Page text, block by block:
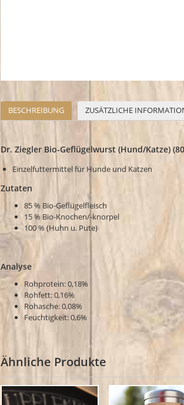
BESCHREIBUNG ZUSÄTZLICHE
Dr. Ziegler Bio-Geflügelwurst (Hund/Katze)
Einzelfuttermittel für Hunde und Katzen
Zutaten
85 % Bio-Geflügelfleisch
15 % Bio-Knochen/-knorpel
100 % (Huhn u. Pute)
Analyse
Rohprotein: 0,18%
Rohfett: 0,16%
Rohasche: 0,08%
Feuchtigkeit: 0,6%
Ähnliche Produkte